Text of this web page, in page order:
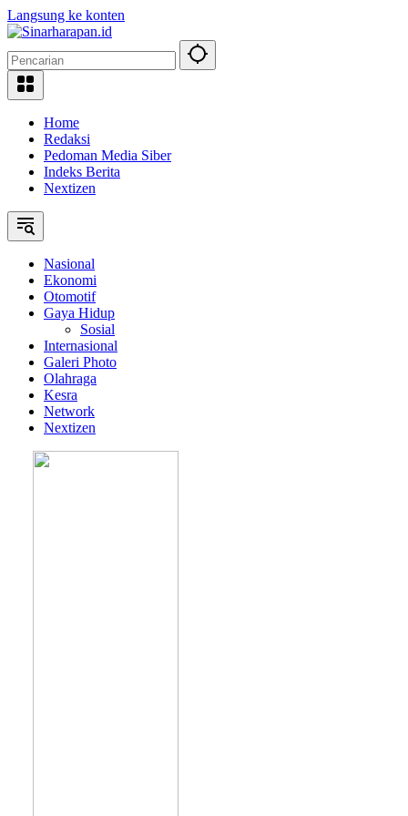
Langsung ke konten
Home
Redaksi
Pedoman Media Siber
Indeks Berita
Nextizen
Nasional
Ekonomi
Otomotif
Gaya Hidup
Sosial
Internasional
Galeri Photo
Olahraga
Kesra
Network
Nextizen